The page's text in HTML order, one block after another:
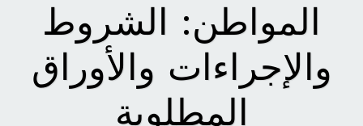
المواطن: الشروط
والإجراءات والأوراق
المطلوبة